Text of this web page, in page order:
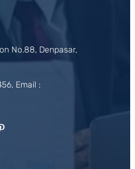
No.88, Denpasar,
Email :